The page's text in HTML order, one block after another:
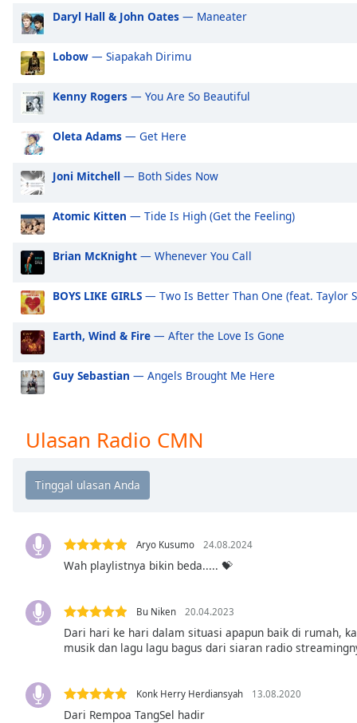
Subtitles
subtitles
opens
subtitles
settings
dialog
subtitles
off
Audio
Track
in-
Picture
This
modal
Beginning
dialog
window.
cancel
window.
Daryl Hall & John Oates — Maneater
Lobow — Siapakah Dirimu
Kenny Rogers — You Are So Beautiful
Oleta Adams — Get Here
Joni Mitchell — Both Sides Now
Atomic Kitten — Tide Is High (Get the Feeling)
Brian McKnight — Whenever You Call
BOYS LIKE GIRLS — Two Is Better Than One (feat. Taylor
Earth, Wind & Fire — After the Love Is Gone
Guy Sebastian — Angels Brought Me Here
Ulasan Radio CMN
Aryo Kusumo 24.08.2024
Wah playlistnya bikin beda..... 💝
Bu Niken 20.04.2023
Dari hari ke hari dalam situasi apapun baik di rumah,
musik dan lagu lagu bagus dari siaran radio
Konk Herry Herdiansyah 13.08.2020
Dari Rempoa TangSel hadir